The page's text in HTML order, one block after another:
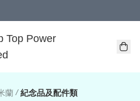
Top Power
蘭 / 紀念品及配件類